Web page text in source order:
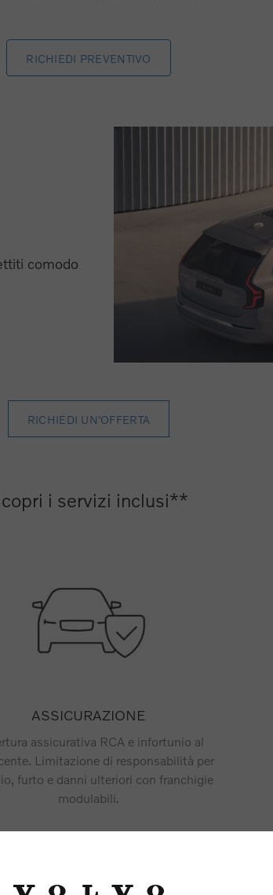
RICHIEDI PREVENTIVO
comodo
RICHIEDI UN'OFFERTA
i servizi inclusi**
ASSICURAZIONE
assicurativa RCA e infortunio al
Limitazione di responsabilità per
furto e danni ulteriori con franchigie
modulabili.